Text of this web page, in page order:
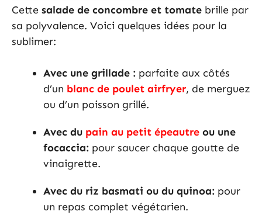
Cette salade de concombre et tomate brille par
sa polyvalence. Voici quelques idées pour la
sublimer:
Avec une grillade : parfaite aux côtés
d’un blanc de poulet airfryer, de merguez
ou d’un poisson grillé.
Avec du pain au petit épeautre ou une
focaccia: pour saucer chaque goutte de
vinaigrette.
Avec du riz basmati ou du quinoa: pour
un repas complet végétarien.